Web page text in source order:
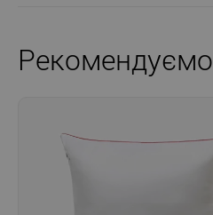
Рекомендуємо